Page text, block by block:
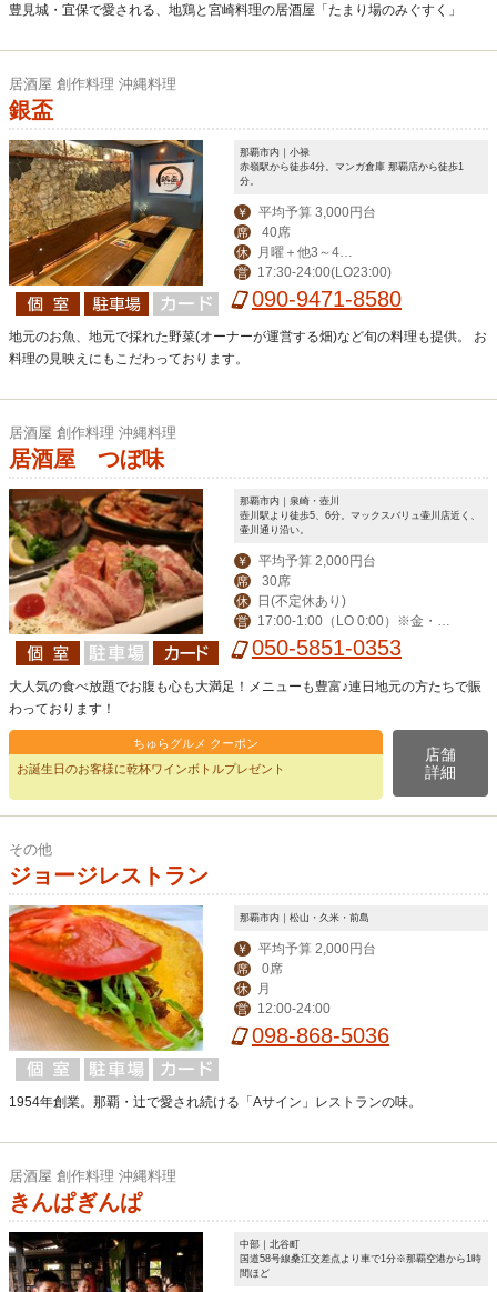
豊見城・宜保で愛される、地鶏と宮崎料理の居酒屋「たまり場のみぐすく」
居酒屋 創作料理 沖縄料理
銀盃
那覇市内｜小禄
赤嶺駅から徒歩4分。マンガ倉庫 那覇店から徒歩1
分。
￥ 平均予算 3,000円台
席 40席
休
変動でお休み
営 17:30-24:00(LO23:00)
090-9471-8580
地元のお魚、地元で採れた野菜(オーナーが運営する畑)など旬の料理も提供。 お
料理の見映えにもこだわっております。
居酒屋 創作料理 沖縄料理
居酒屋 つぼ味
那覇市内｜泉崎・壺川
壺川駅より徒歩5、6分。マックスバリュ壷川店近く、
壷川通り沿い。
￥ 平均予算 2,000円台
席 30席
休 日(不定休あり)
営
17:00-1:00（LO 0:00）※金・土・
祝前日-2:00（LO 1:00）
050-5851-0353
大人気の食べ放題でお腹も心も大満足！メニューも豊富♪連日地元の方たちで賑
わっております！
ちゅらグルメ クーポン
お誕生日のお客様に乾杯ワインボトルプレゼント
店舗
詳細
その他
ジョージレストラン
那覇市内｜松山・久米・前島
￥ 平均予算 2,000円台
席 0席
休 月
営 12:00-24:00
098-868-5036
1954年創業。那覇・辻で愛され続ける「Aサイン」レストランの味。
居酒屋 創作料理 沖縄料理
きんぱぎんぱ
中部｜北谷町
国道58号線桑江交差点より車で1分※那覇空港から1時
間ほど